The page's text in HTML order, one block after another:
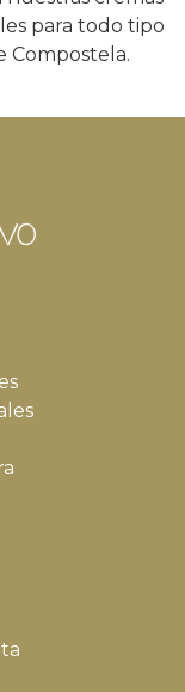
para todo tipo
Compostela.